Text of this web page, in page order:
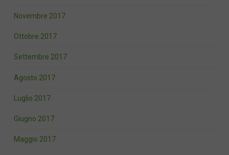
Novembre 2017
Ottobre 2017
Settembre 2017
Agosto 2017
Luglio 2017
Giugno 2017
Maggio 2017